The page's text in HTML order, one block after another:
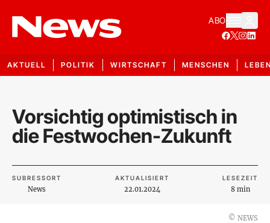
ABO
AKTUELL POLITIK WIRTSCHAFT MENSCHEN
Vorsichtig optimistisch in
die Festwochen-Zukunft
SUBRESSORT
News
AKTUALISIERT
22.01.2024
LESEZEIT
8 min
© NEWS